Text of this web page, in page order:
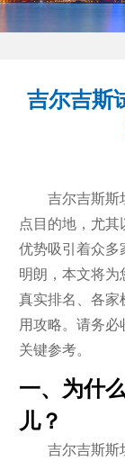
吉尔吉斯
吉尔吉斯斯
点目的地，尤
优势吸引着众多
明朗，本文将为
真实排名、各家
用攻略。请务
关键参考。
一、为什
儿？
吉尔吉斯斯